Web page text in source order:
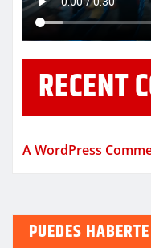
RECENT
A WordPress
PUEDES